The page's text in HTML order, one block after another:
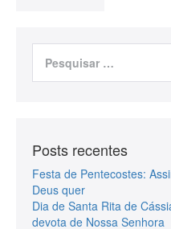
Posts recentes
Festa de Pentecostes:
Deus quer
Dia de Santa Rita de
devota de Nossa Senhora